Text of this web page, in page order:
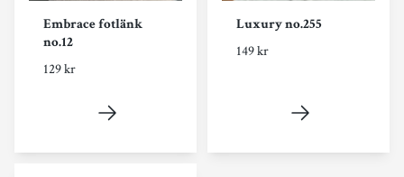
Embrace fotlänk
no.12
129 kr
Luxury no.255
149 kr